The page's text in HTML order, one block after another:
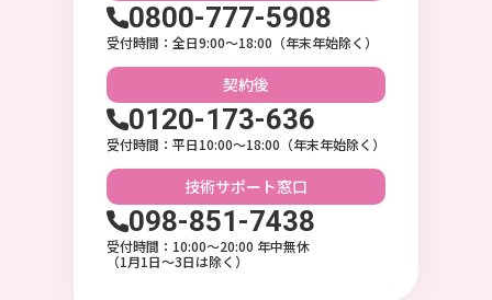
0800-777-5908
受付時間：全日9:00〜18:00（年末年始除く）
契約後
0120-173-636
受付時間：平日10:00〜18:00（年末年始除く）
技術サポート窓口
098-851-7438
受付時間：10:00〜20:00 年中無休
（1月1日～3日は除く）